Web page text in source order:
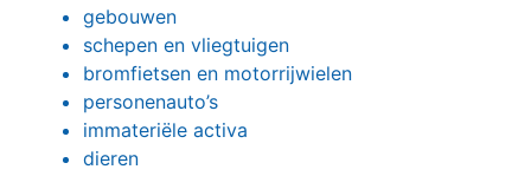
gebouwen
schepen en vliegtuigen
bromfietsen en motorrijwielen
personenauto’s
immateriële activa
dieren